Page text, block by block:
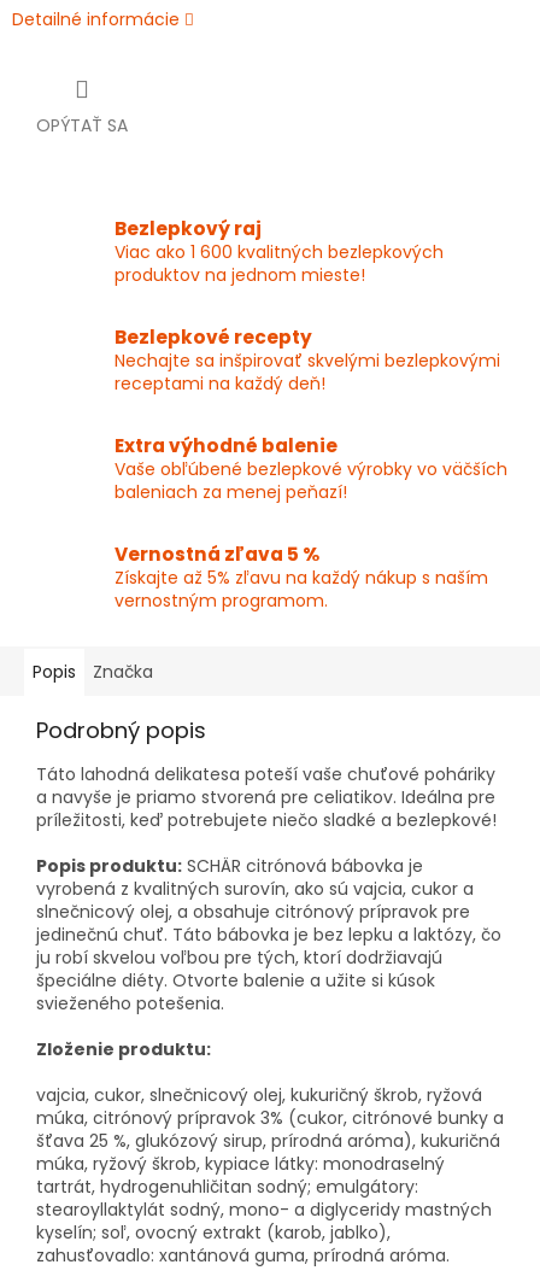
Detailné informácie
OPÝTAŤ SA
Bezlepkový raj
Viac ako 1 600 kvalitných bezlepkových
produktov na jednom mieste!
Bezlepkové recepty
Nechajte sa inšpirovať skvelými bezlepkovými
receptami na každý deň!
Extra výhodné balenie
Vaše obľúbené bezlepkové výrobky vo väčších
baleniach za menej peňazí!
Vernostná zľava 5 %
Získajte až 5% zľavu na každý nákup s naším
vernostným programom.
Popis Značka
Podrobný popis
Táto lahodná delikatesa poteší vaše chuťové poháriky
a navyše je priamo stvorená pre celiatikov. Ideálna pre
príležitosti, keď potrebujete niečo sladké a bezlepkové!
Popis produktu: SCHÄR citrónová bábovka je
vyrobená z kvalitných surovín, ako sú vajcia, cukor a
slnečnicový olej, a obsahuje citrónový prípravok pre
jedinečnú chuť. Táto bábovka je bez lepku a laktózy, čo
ju robí skvelou voľbou pre tých, ktorí dodržiavajú
špeciálne diéty. Otvorte balenie a užite si kúsok
svieženého potešenia.
Zloženie produktu:
vajcia, cukor, slnečnicový olej, kukuričný škrob, ryžová
múka, citrónový prípravok 3% (cukor, citrónové bunky a
šťava 25 %, glukózový sirup, prírodná aróma), kukuričná
múka, ryžový škrob, kypiace látky: monodraselný
tartrát, hydrogenuhličitan sodný; emulgátory:
stearoyllaktylát sodný, mono- a diglyceridy mastných
kyselín; soľ, ovocný extrakt (karob, jablko),
zahusťovadlo: xantánová guma, prírodná aróma.